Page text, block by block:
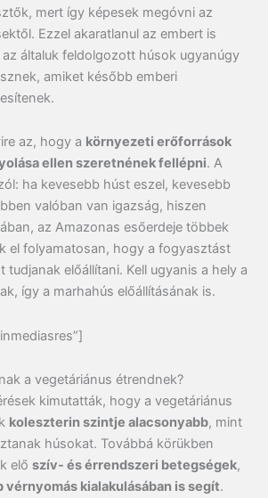
mert így képesek megóvni az
Ezzel akaratlanul az embert is
az általuk feldolgozott húsok ugyanúgy
amiket később emberi
az, hogy a környezeti erőforrások
ellen szeretnének fellépni. A
ha kevesebb húst eszel, kevesebb
valóban van igazság, hiszen
az Amazonas esőerdeje többek
el folyamatosan, hogy a fogyasztást
tudjanak előállítani. Kell ugyanis a hely a
így a marhahús előállításának is.
a vegetáriánus étrendnek?
kimutatták, hogy a vegetáriánus
koleszterin szintje alacsonyabb, mint
húsokat. Továbbá körükben
elő szív- és érrendszeri betegségek,
vérnyomás kialakulásában is segít.